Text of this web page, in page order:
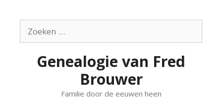
inhoudnaar:
Genealogie van Fred
Brouwer
Familie door de eeuwen heen